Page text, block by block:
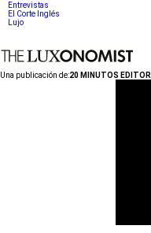
Entrevistas
El Corte Inglés
Lujo
Una publicación de:20 MINUTOS